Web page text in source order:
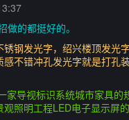
的都挺好的。
钢发光字，绍兴楼顶发
不错冲孔发光字就是打孔
导视标识系统城市家具
照明工程LED电子显示屏